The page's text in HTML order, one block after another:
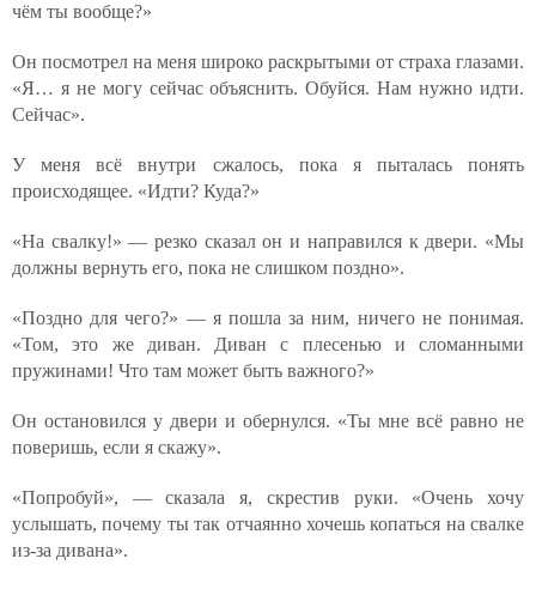
чём ты вообще?»
Он посмотрел на меня широко раскрытыми от страха глазами.
«Я… я не могу сейчас объяснить. Обуйся. Нам нужно идти.
Сейчас».
У меня всё внутри сжалось, пока я пыталась понять
происходящее. «Идти? Куда?»
«На свалку!» — резко сказал он и направился к двери. «Мы
должны вернуть его, пока не слишком поздно».
«Поздно для чего?» — я пошла за ним, ничего не понимая.
«Том, это же диван. Диван с плесенью и сломанными
пружинами! Что там может быть важного?»
Он остановился у двери и обернулся. «Ты мне всё равно не
поверишь, если я скажу».
«Попробуй», — сказала я, скрестив руки. «Очень хочу
услышать, почему ты так отчаянно хочешь копаться на свалке
из-за дивана».